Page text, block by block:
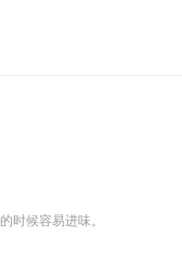
时候容易进味。